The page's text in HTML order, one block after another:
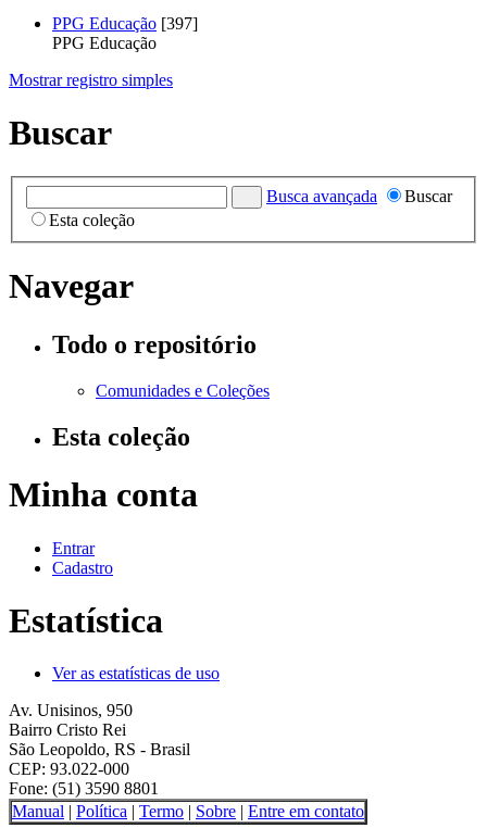
PPG Educação [397]
PPG Educação
Mostrar registro simples
Buscar
Busca avançada
Buscar
Esta coleção
Navegar
Todo o repositório
Comunidades e Coleções
Esta coleção
Minha conta
Entrar
Cadastro
Estatística
Ver as estatísticas de uso
Av. Unisinos, 950
Bairro Cristo Rei
São Leopoldo, RS - Brasil
CEP: 93.022-000
Fone: (51) 3590 8801
Manual | Política | Termo | Sobre | Entre em contato